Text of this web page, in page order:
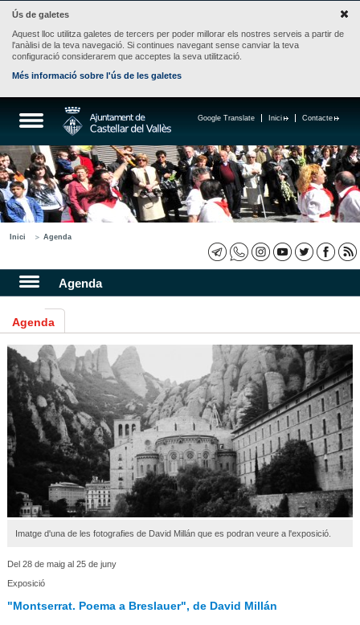
Ús de galetes
Aquest lloc utilitza galetes de tercers per poder millorar els nostres serveis a partir de
l'anàlisi de la teva navegació. Si continues navegant sense canviar la teva
configuració considerarem que acceptes la seva utilització.
Més informació sobre l'ús de les galetes
Contacte
Inici
Google Translate
Inici Agenda
Agenda
Agenda
Imatge d'una de les fotografies de David Millán que es podran veure a l'exposició.
Del 28 de maig al 25 de juny
Exposició
"Montserrat. Poema a Breslauer", de David Millán